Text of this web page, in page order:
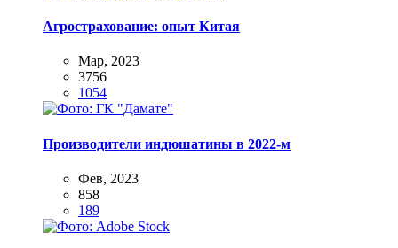
Агрострахование: опыт Китая
Мар, 2023
3756
1054
Производители индюшатины в 2022-м
Фев, 2023
858
189